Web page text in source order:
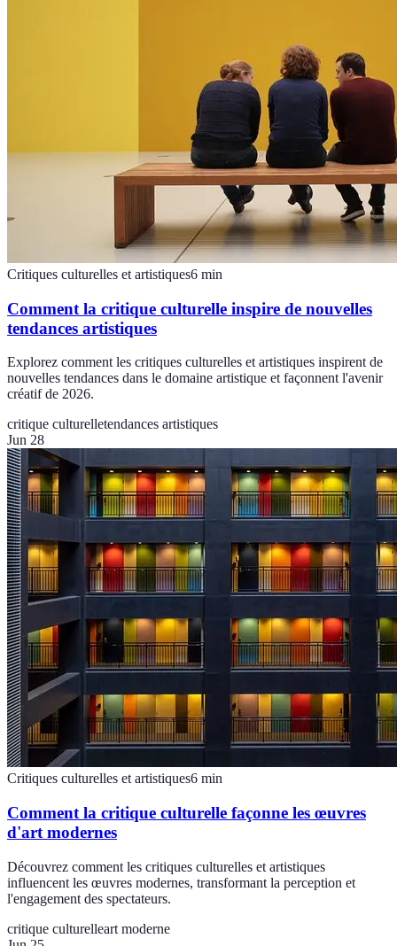
Critiques culturelles et artistiques6 min
Comment la critique culturelle inspire de nouvelles
tendances artistiques
Explorez comment les critiques culturelles et artistiques inspirent de
nouvelles tendances dans le domaine artistique et façonnent l'avenir
créatif de 2026.
critique culturelletendances artistiques
Jun 28
Critiques culturelles et artistiques6 min
Comment la critique culturelle façonne les œuvres
d'art modernes
Découvrez comment les critiques culturelles et artistiques
influencent les œuvres modernes, transformant la perception et
l'engagement des spectateurs.
critique culturelleart moderne